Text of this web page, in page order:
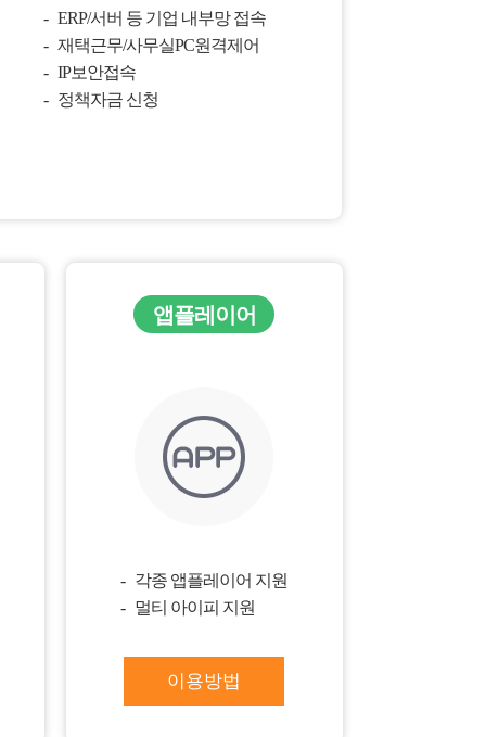
ERP/서버 등 기업 내부망 접속
재택근무/사무실PC원격제어
IP보안접속
정책자금 신청
앱플레이어
각종 앱플레이어 지원
멀티 아이피 지원
이용방법